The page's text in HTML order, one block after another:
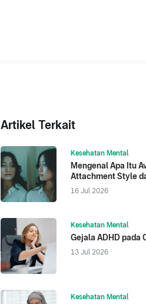
Artikel Terkait
Kesehatan Mental
Mengenal Apa Itu
Attachment Style
16 Jul 2026
Kesehatan Mental
Gejala ADHD pada
13 Jul 2026
Kesehatan Mental